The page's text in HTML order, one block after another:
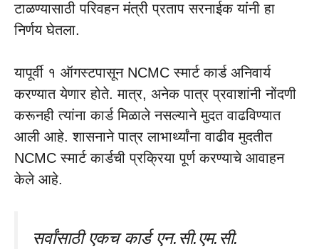
टाळण्यासाठी परिवहन मंत्री प्रताप सरनाईक यांनी हा
निर्णय घेतला.
यापूर्वी १ ऑगस्टपासून NCMC स्मार्ट कार्ड अनिवार्य
करण्यात येणार होते. मात्र, अनेक पात्र प्रवाशांनी नोंदणी
करूनही त्यांना कार्ड मिळाले नसल्याने मुदत वाढविण्यात
आली आहे. शासनाने पात्र लाभार्थ्यांना वाढीव मुदतीत
NCMC स्मार्ट कार्डची प्रक्रिया पूर्ण करण्याचे आवाहन
केले आहे.
सर्वांसाठी एकच कार्ड एन.सी.एम.सी.